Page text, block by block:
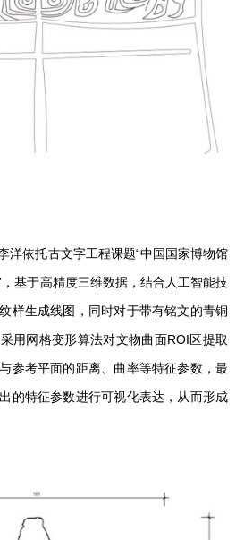
洋依托古文字工程课题“中国国家博物馆
基于高精度三维数据，结合人工智能技
样生成线图，同时对于带有铭文的青铜
用网格变形算法对文物曲面ROI区提取
参考平面的距离、曲率等特征参数，最
的特征参数进行可视化表达，从而形成